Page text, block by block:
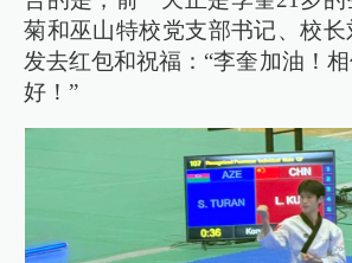
菊和巫山特校党支部书记、校
发去红包和祝福：“李奎加油！
好！”